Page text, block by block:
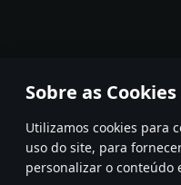
Sobre as
Utilizamos cookies para
uso do site, para
personalizar o conteúdo
A reprodução de
© 2011—2026 Gaijin
Termos e condições